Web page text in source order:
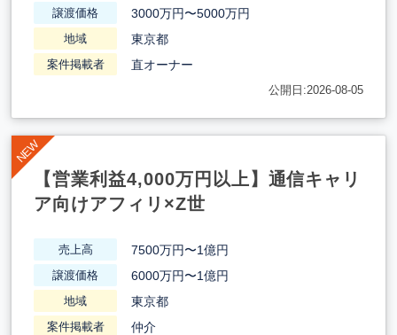
譲渡価格 3000万円〜5000万円
地域 東京都
案件掲載者 直オーナー
公開日:2026-08-05
【営業利益4,000万円以上】通信キャリ
ア向けアフィリ×Z世
売上高 7500万円〜1億円
譲渡価格 6000万円〜1億円
地域 東京都
案件掲載者 仲介